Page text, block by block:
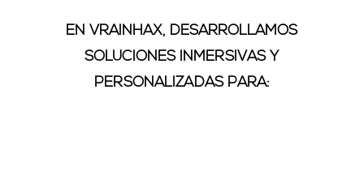
EN VRAINHAX, DESARROLLAMOS
SOLUCIONES INMERSIVAS Y
PERSONALIZADAS PARA: